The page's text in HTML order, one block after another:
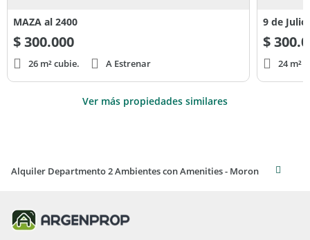
MAZA al 2400
$300.000
26 m² cubie. A Estrenar
9 de
$
24 m²
Ver más propiedades similares
Alquiler Departmento 2 Ambientes con Amenities - Moron